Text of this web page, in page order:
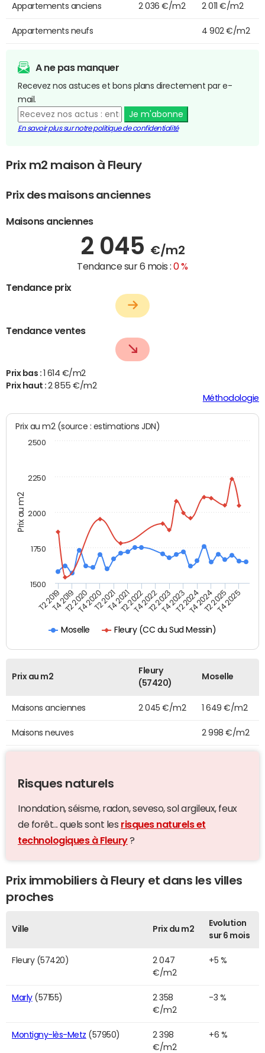
Appartements anciens 2 036 €/m2 2 011 €/m2
Appartements neufs 4 902 €/m2
A ne pas manquer
Recevez nos astuces et bons plans directement par e-
mail.
Je m'abonne
En savoir plus sur notre politique de confidentialité
Prix m2 maison à Fleury
Prix des maisons anciennes
Maisons anciennes
2 045 €/m2
Tendance sur 6 mois :0 %
Tendance prix
Tendance ventes
Prix bas :
1 614 €/m2
Prix haut :2 855 €/m2
Méthodologie
Prix au m2
Prix au m2 (source : estimations JDN)
Moselle Fleury (CC du Sud Messin)
T2 2019T4 2019T2 2020T4 2020T2 2021T4 2021T2 2022T4 2022T2 2023T4 2023T2 2024T4 2024T2 2025T4 2025
2000
1500
1750
2250
2500
Prix au m2
Fleury
(57420)
Moselle
Maisons anciennes 2 045 €/m2 1 649 €/m2
Maisons neuves 2 998 €/m2
Risques naturels
Inondation, séisme, radon, seveso, sol argileux, feux
de forêt... quels sont les risques naturels et
technologiques à Fleury?
Prix immobiliers à Fleury et dans les villes
proches
Ville Prix du m2
Evolution
sur 6 mois
Fleury (57420)
2 047
€/m2
+5 %
Marly(57155)
2 358
€/m2
-3 %
Montigny-lès-Metz (57950)
2 398
€/m2
+6 %